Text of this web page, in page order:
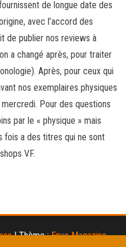
de longue date des
avec l’accord des
de publier nos reviews à
a changé après, pour traiter
Après, pour ceux qui
nos exemplaires physiques
Pour des questions
par le « physique » mais
fois a des titres qui ne sont
VF.
|Thème :Envo Magazine